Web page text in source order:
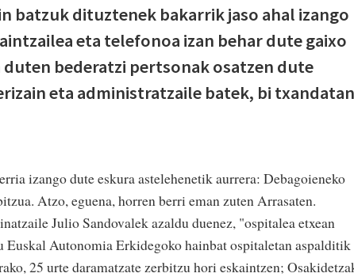
batzuk dituztenek bakarrik jaso ahal izango
eta telefonoa izan behar dute gaixo
duten bederatzi pertsonak osatzen dute
eta administratzaile batek, bi txandatan
izango dute eskura astelehenetik aurrera: Debagoieneko
Atzo, eguena, horren berri eman zuten Arrasaten.
Julio Sandovalek azaldu duenez, "ospitalea etxean
Euskal Autonomia Erkidegoko hainbat ospitaletan aspalditik
25 urte daramatzate zerbitzu hori eskaintzen;